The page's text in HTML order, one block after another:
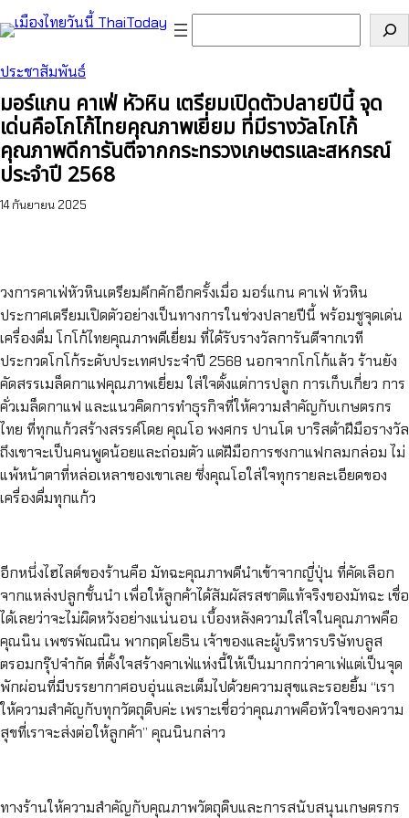
ข้าม
ไป
เนื้อหา
ประชาสัมพันธ์
มอร์แกน คาเฟ่ หัวหิน เตรียมเปิดตัวปลายปีนี้ จุด
เด่นคือโกโก้ไทยคุณภาพเยี่ยม ที่มีรางวัลโกโก้
คุณภาพดีการันตีจากกระทรวงเกษตรและสหกรณ์
ประจำปี 2568
14 กันยายน 2025
วงการคาเฟ่หัวหินเตรียมคึกคักอีกครั้งเมื่อ มอร์แกน คาเฟ่ หัวหิน
ประกาศเตรียมเปิดตัวอย่างเป็นทางการในช่วงปลายปีนี้ พร้อมชูจุดเด่น
เครื่องดื่ม โกโก้ไทยคุณภาพดีเยี่ยม ที่ได้รับรางวัลการันตีจากเวที
ประกวดโกโก้ระดับประเทศประจำปี 2568 นอกจากโกโก้แล้ว ร้านยัง
คัดสรรเมล็ดกาแฟคุณภาพเยี่ยม ใส่ใจตั้งแต่การปลูก การเก็บเกี่ยว การ
คั่วเมล็ดกาแฟ และแนวคิดการทำธุรกิจที่ให้ความสำคัญกับเกษตรกร
ไทย ที่ทุกแก้วสร้างสรรค์โดย คุณโอ พงศกร ปานโต บาริสต้าฝีมือรางวัล
ถึงเขาจะเป็นคนพูดน้อยและถ่อมตัว แต่ฝีมือการชงกาแฟกลมกล่อม ไม่
แพ้หน้าตาที่หล่อเหลาของเขาเลย ซึ่งคุณโอใส่ใจทุกรายละเอียดของ
เครื่องดื่มทุกแก้ว
อีกหนึ่งไฮไลต์ของร้านคือ มัทฉะคุณภาพดีนำเข้าจากญี่ปุ่น ที่คัดเลือก
จากแหล่งปลูกชั้นนำ เพื่อให้ลูกค้าได้สัมผัสรสชาติแท้จริงของมัทฉะ เชื่อ
ได้เลยว่าจะไม่ผิดหวังอย่างแน่นอน เบื้องหลังความใส่ใจในคุณภาพคือ
คุณนิน เพชรพัณณิน พากฤตโยธิน เจ้าของและผู้บริหารบริษัทบลูส
ตรอมกรุ๊ปจำกัด ที่ตั้งใจสร้างคาเฟ่แห่งนี้ให้เป็นมากกว่าคาเฟ่แต่เป็นจุด
พักผ่อนที่มีบรรยากาศอบอุ่นและเต็มไปด้วยความสุขและรอยยิ้ม “เรา
ให้ความสำคัญกับทุกวัตถุดิบค่ะ เพราะเชื่อว่าคุณภาพคือหัวใจของความ
สุขที่เราจะส่งต่อให้ลูกค้า” คุณนินกล่าว
ทางร้านให้ความสำคัญกับคุณภาพวัตถุดิบและการสนับสนุนเกษตรกร